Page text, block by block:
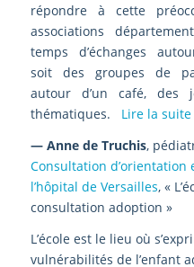
répondre à cette
associations
temps d’échanges
soit des groupes de
autour d’un café, des
thématiques. Lire la suite
— Anne de Truchis,
Consultation
l’hôpital de Versailles, «
consultation adoption »
L’école est le lieu où
vulnérabilités de l’enfant